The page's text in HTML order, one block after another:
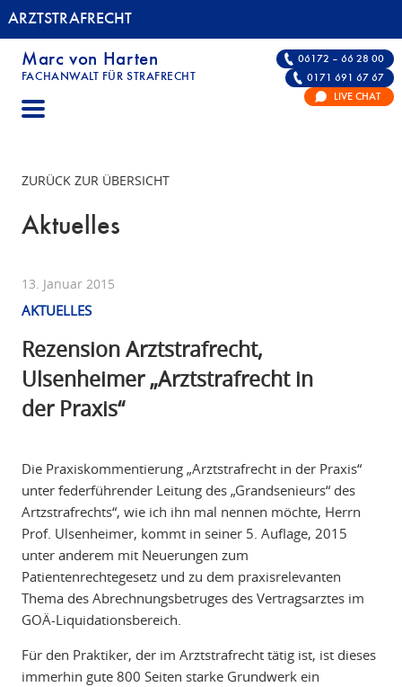
ARZTSTRAFRECHT
Marc von Harten
FACHANWALT FÜR STRAFRECHT
ARZTSTRAFRECHT | FACHANWALT FÜR
06172 – 66 28 00
0171 691 67 67
LIVE CHAT
ZURÜCK ZUR ÜBERSICHT
Aktuelles
13. Januar 2015
AKTUELLES
Rezension Arztstrafrecht,
Ulsenheimer „Arztstrafrecht in
der Praxis“
Die Praxiskommentierung „Arztstrafrecht in der Praxis“
unter federführender Leitung des „Grandsenieurs“ des
Artzstrafrechts“, wie ich ihn mal nennen möchte, Herrn
Prof. Ulsenheimer, kommt in seiner 5. Auflage, 2015
unter anderem mit Neuerungen zum
Patientenrechtegesetz und zu dem praxisrelevanten
Thema des Abrechnungsbetruges des Vertragsarztes im
GOÄ-Liquidationsbereich.
Für den Praktiker, der im Arztstrafrecht tätig ist, ist dieses
immerhin gute 800 Seiten starke Grundwerk ein